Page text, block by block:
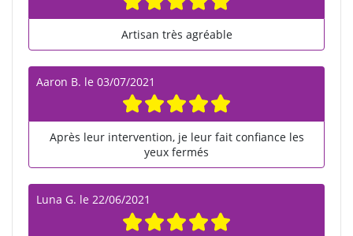
Artisan très agréable
Aaron B. le 03/07/2021
Après leur intervention, je leur fait confiance les
yeux fermés
Luna G. le 22/06/2021